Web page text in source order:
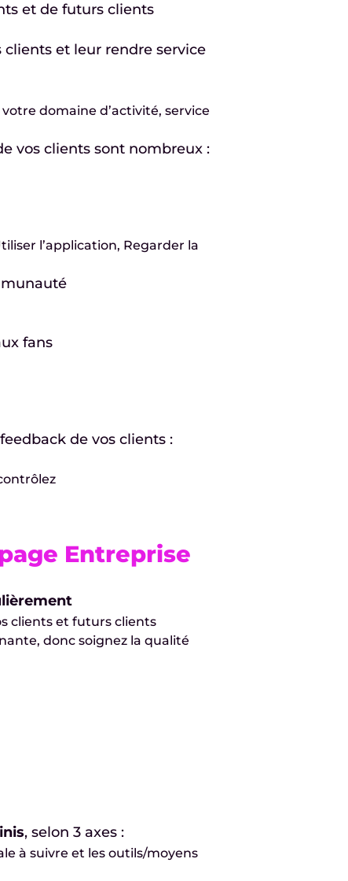
et de futurs clients
et leur rendre service
domaine d’activité, service
vos clients sont nombreux :
l’application, Regarder la
fans
de vos clients :
Entreprise
clients et futurs clients
donc soignez la qualité
, selon 3 axes :
à suivre et les outils/moyens